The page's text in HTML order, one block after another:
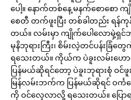
ပေါ့။ နောက်တစ်နေ့ မနက်စောစော
စေတီ တက်ဖူးပြီး တစ်ခါတည်း ရန်ကု
တယ်။ လမ်းမှာ ကျိုက်ပေါလောမှဲ့ရှင်ဘု
မုနိဘုရားကြီး၊ စိမ်းလဲ့တင်ပန်းခြံ
ရသေးတယ်။ ကိုယ်က ပဲခူးလမ်းဟေ
ပြန်မယ်ဆိုရင်တော့ ပဲခူးဘုရားစုံ ဝင်
မြန်လမ်းဘက်က ပြန်မယ်ဆိုရင် ဝင်္က
ကို ဝင်လေ့လာလို့ ရသေးတယ်။ ပြော